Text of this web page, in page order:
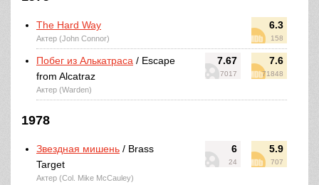
6.3
158
The Hard Way
Актер (John Connor)
7.67
7017
7.6
71848
Побег из Алькатраса / Escape
from Alcatraz
Актер (Warden)
1978
6
24
5.9
707
Звездная мишень / Brass
Target
Актер (Col. Mike McCauley)